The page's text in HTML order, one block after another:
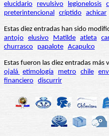
elucidario
revulsivo legionelosis
preterintencional críptido achicar
Estas diez entradas han sido
antojo elusivo Matilde atleta
churrasco
papalote Acapulco
Estas fueron las diez entradas más
ojalá etimología metro chile
financiero discurrir